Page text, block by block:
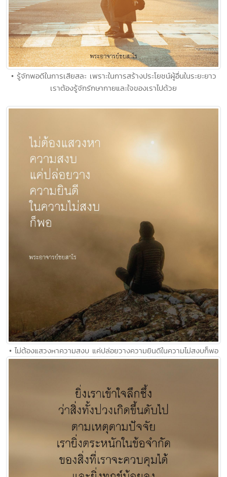
• รู้จักพอดีในการเสียสละ เพราะในการสร้างประโยชน์ผู้อื่นในระยะยาว
เราต้องรู้จักรักษากายและใจของเราไปด้วย
• ไม่ต้องแสวงหาความสงบ แค่ปล่อยวางความยินดีในความไม่สงบก็พอ